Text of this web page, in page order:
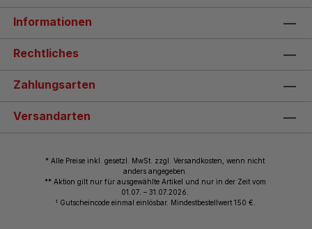
Informationen
Rechtliches
Zahlungsarten
Versandarten
* Alle Preise inkl. gesetzl. MwSt. zzgl. Versandkosten, wenn nicht
anders angegeben.
** Aktion gilt nur für ausgewählte Artikel und nur in der Zeit vom
01.07. – 31.07.2026.
1 Gutscheincode einmal einlösbar. Mindestbestellwert 150 €.